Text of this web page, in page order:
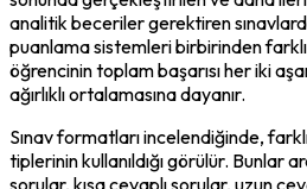
analitik beceriler gerektiren
puanlama sistemleri birbirinden farklı
öğrencinin toplam başarısı her iki
ağırlıklı ortalamasına dayanır.
Sınav formatları incelendiğinde,
tiplerinin kullanıldığı görülür. Bunlar
sorular, kısa cevaplı sorular, uzun